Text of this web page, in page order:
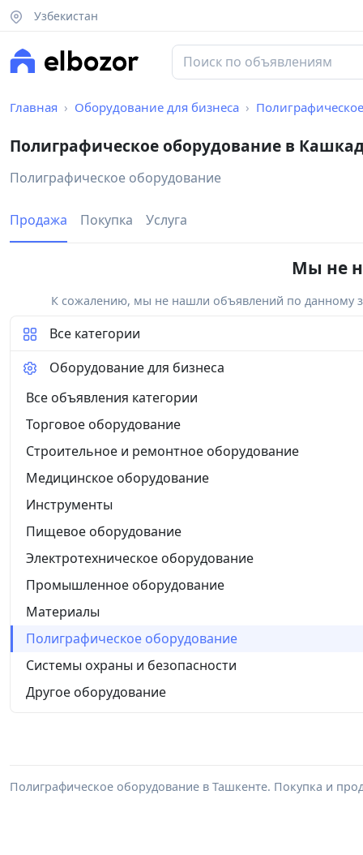
Узбекистан
Главная Оборудование для бизнеса
Полиграфическое оборудование в
Полиграфическое оборудование
Продажа Покупка Услуга
Мы не
К сожалению, мы не нашли объявлений по данному
Все категории
Оборудование для бизнеса
Все объявления категории
Торговое оборудование
Строительное и ремонтное оборудование
Медицинское оборудование
Инструменты
Пищевое оборудование
Электротехническое оборудование
Промышленное оборудование
Материалы
Полиграфическое оборудование
Системы охраны и безопасности
Другое оборудование
Полиграфическое оборудование в Ташкенте. Покупка и